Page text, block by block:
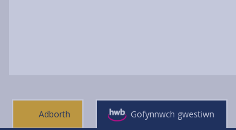
Adborth Gofynnwch gwestiwn